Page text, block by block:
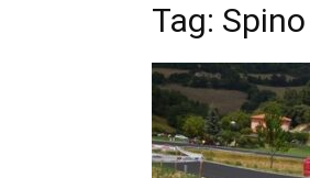
Tag: Spino